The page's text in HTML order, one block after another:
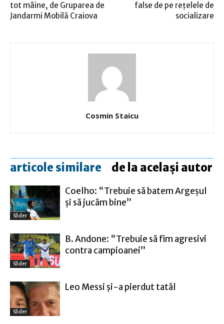
tot mâine, de Gruparea de
Jandarmi Mobilă Craiova
false de pe reţelele de
socializare
Cosmin Staicu
articole similare de la același autor
Slider
Coelho: “Trebuie să batem Argeşul
şi să jucăm bine”
Slider
B. Andone: “Trebuie să fim agresivi
contra campioanei”
Slider
Leo Messi şi-a pierdut tatăl